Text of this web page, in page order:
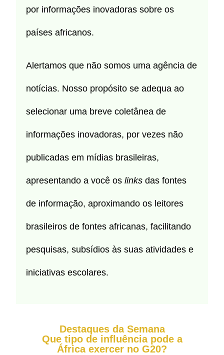
por informações inovadoras sobre os
países africanos.
Alertamos que não somos uma agência de
notícias. Nosso propósito se adequa ao
selecionar uma breve coletânea de
informações inovadoras, por vezes não
publicadas em mídias brasileiras,
apresentando a você oslinks das fontes
de informação, aproximando os leitores
brasileiros de fontes africanas, facilitando
pesquisas, subsídios às suas atividades e
iniciativas escolares.
Destaques da Semana
Que tipo de influência pode a
África exercer no G20?